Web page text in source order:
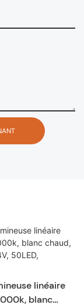
linéaire
blanc